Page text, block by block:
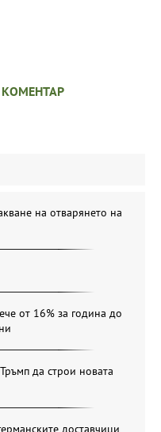
на отварянето на
от 16% за година до
да строи новата
доставчици